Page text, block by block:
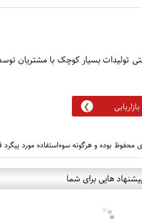
تولیدات بسیار کوچک با مشتریان توسط
محفوظ بوده و هرگونه سوءاستفاده مورد
هایی برای شما